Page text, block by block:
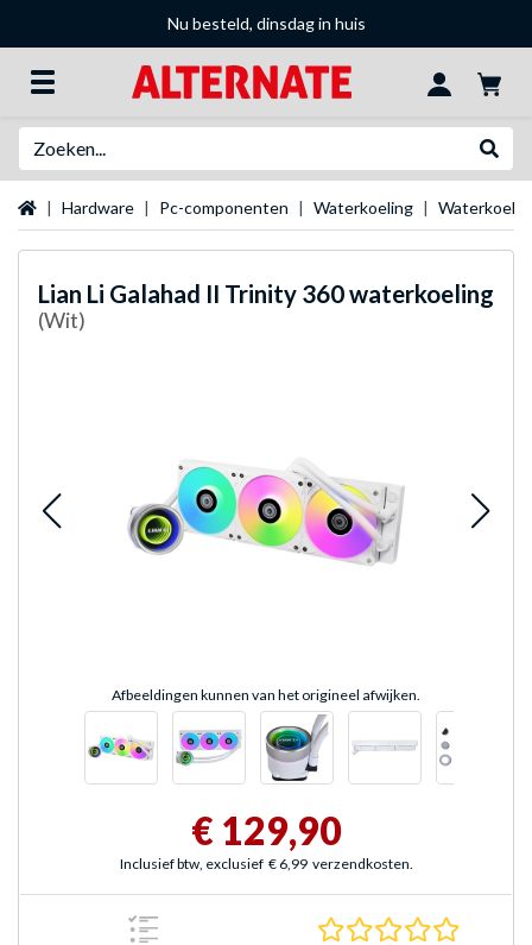
Nu besteld, dinsdag in huis
Startpagina
Hardware Pc-componenten Waterkoeling
Lian Li Galahad II Trinity 360 waterkoeling
(Wit)
Afbeeldingen kunnen van het origineel afwijken.
€ 129,90
Inclusief btw, exclusief € 6,99 verzendkosten.